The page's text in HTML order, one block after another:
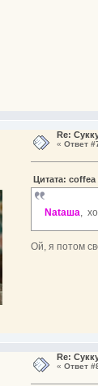
Re:
« Ответ
Цитата: coffea
Nataшa,
Ой, я потом
Re:
« Ответ